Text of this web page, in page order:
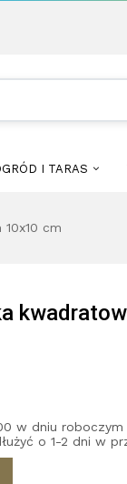
I TARAS
cm
w dniu
o 1-2 dni w